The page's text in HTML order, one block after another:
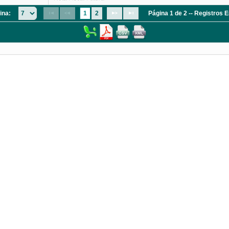
1 2 Página 1 de 2 -- Registros